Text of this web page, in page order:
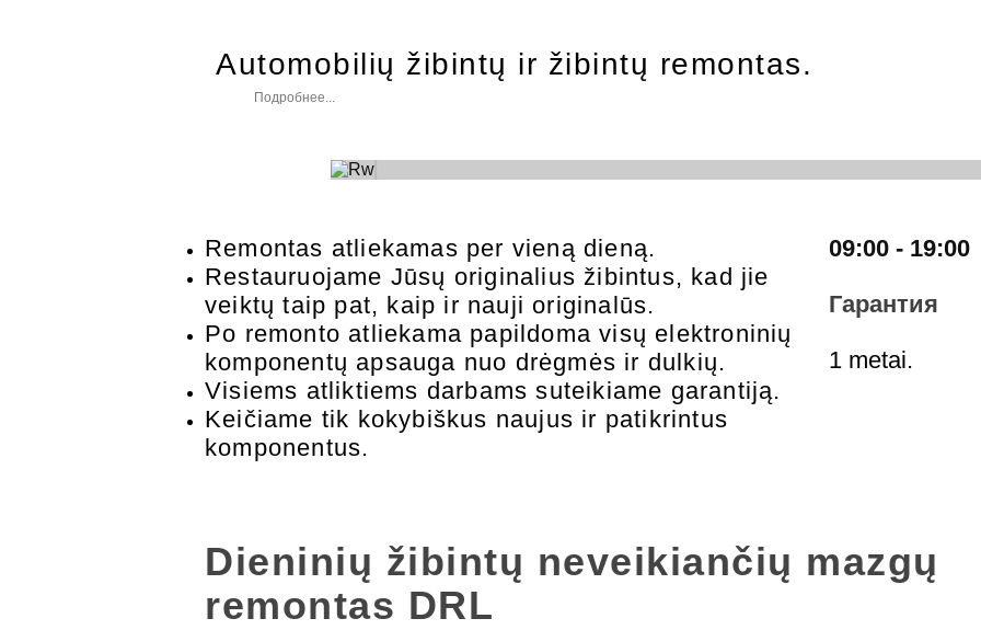
Automobilių žibintų ir žibintų remontas.
Подробнее...
Remontas atliekamas per vieną dieną.
Restauruojame Jūsų originalius žibintus, kad jie
veiktų taip pat, kaip ir nauji originalūs.
Po remonto atliekama papildoma visų elektroninių
komponentų apsauga nuo drėgmės ir dulkių.
Visiems atliktiems darbams suteikiame garantiją.
Keičiame tik kokybiškus naujus ir patikrintus
komponentus.
09:00 - 19:00
Гарантия
1 metai.
Dieninių žibintų neveikiančių mazgų
remontas DRL